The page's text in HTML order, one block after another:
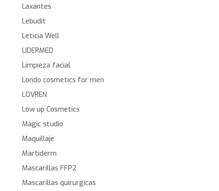
Laxantes
Lebudit
Leticia Well
LIDERMED
Limpieza facial
Londo cosmetics for men
LOVREN
Low up Cosmetics
Magic studio
Maquillaje
Martiderm
Mascarillas FFP2
Mascarillas quirurgícas